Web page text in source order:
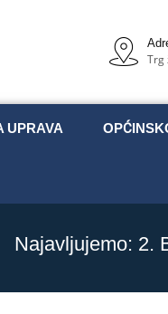
Trg
UPRAVA
Najavljujemo: 2.